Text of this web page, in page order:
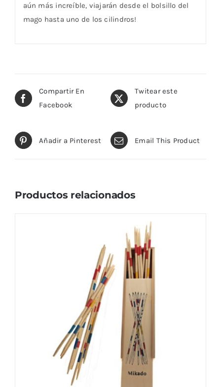
aún más increíble, viajarán desde el bolsillo del
mago hasta uno de los cilindros!
Compartir En
Facebook
Twitear este
producto
Añadir a Pinterest Email This Product
Productos relacionados